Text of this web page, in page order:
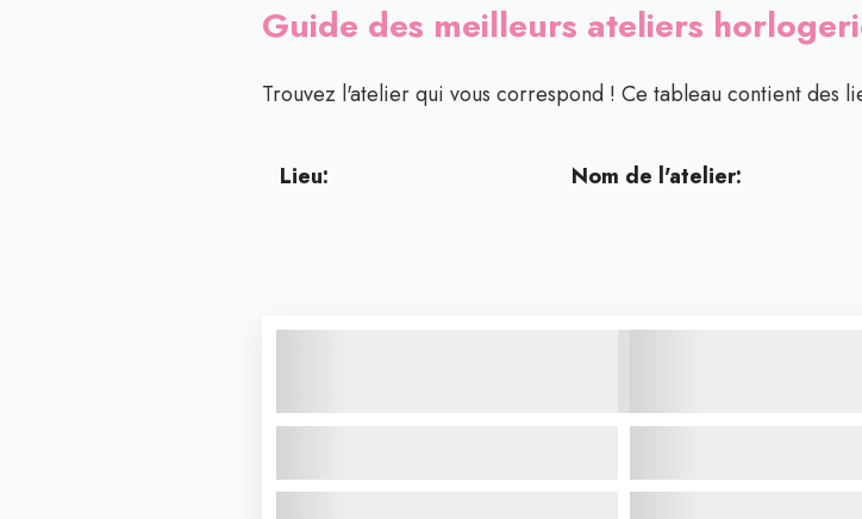
Guide des meilleurs ateliers
Trouvez l'atelier qui vous correspond ! Ce tableau contient des
Lieu: Nom de l'atelier: